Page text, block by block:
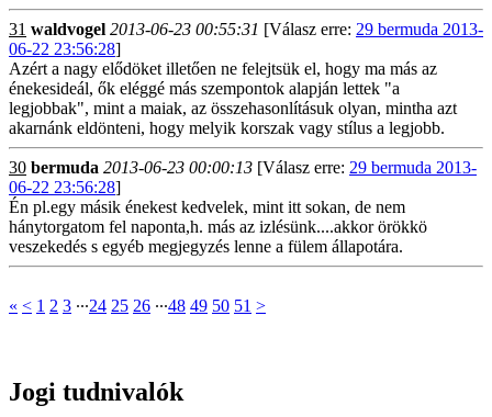
31 waldvogel 2013-06-23 00:55:31 [Válasz erre: 29 bermuda 2013-
06-22 23:56:28]
Azért a nagy elődöket illetően ne felejtsük el, hogy ma más az
énekesideál, ők eléggé más szempontok alapján lettek "a
legjobbak", mint a maiak, az összehasonlításuk olyan, mintha azt
akarnánk eldönteni, hogy melyik korszak vagy stílus a legjobb.
30 bermuda 2013-06-23 00:00:13 [Válasz erre: 29 bermuda 2013-
06-22 23:56:28]
Én pl.egy másik énekest kedvelek, mint itt sokan, de nem
hánytorgatom fel naponta,h. más az izlésünk....akkor örökkö
veszekedés s egyéb megjegyzés lenne a fülem állapotára.
« < 1 2 3 ∙∙∙24 25 26 ∙∙∙48 49 50 51 >
Jogi tudnivalók